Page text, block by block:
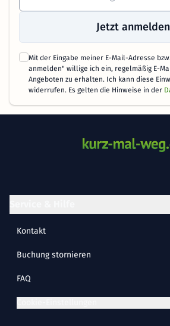
Jetzt anmelden
Mit der Eingabe meiner E-Mail-Adresse
anmelden" willige ich ein, regelmäßig E-
Angeboten zu erhalten. Ich kann diese
widerrufen. Es gelten die Hinweise in der
Kontakt
Buchung stornieren
FAQ